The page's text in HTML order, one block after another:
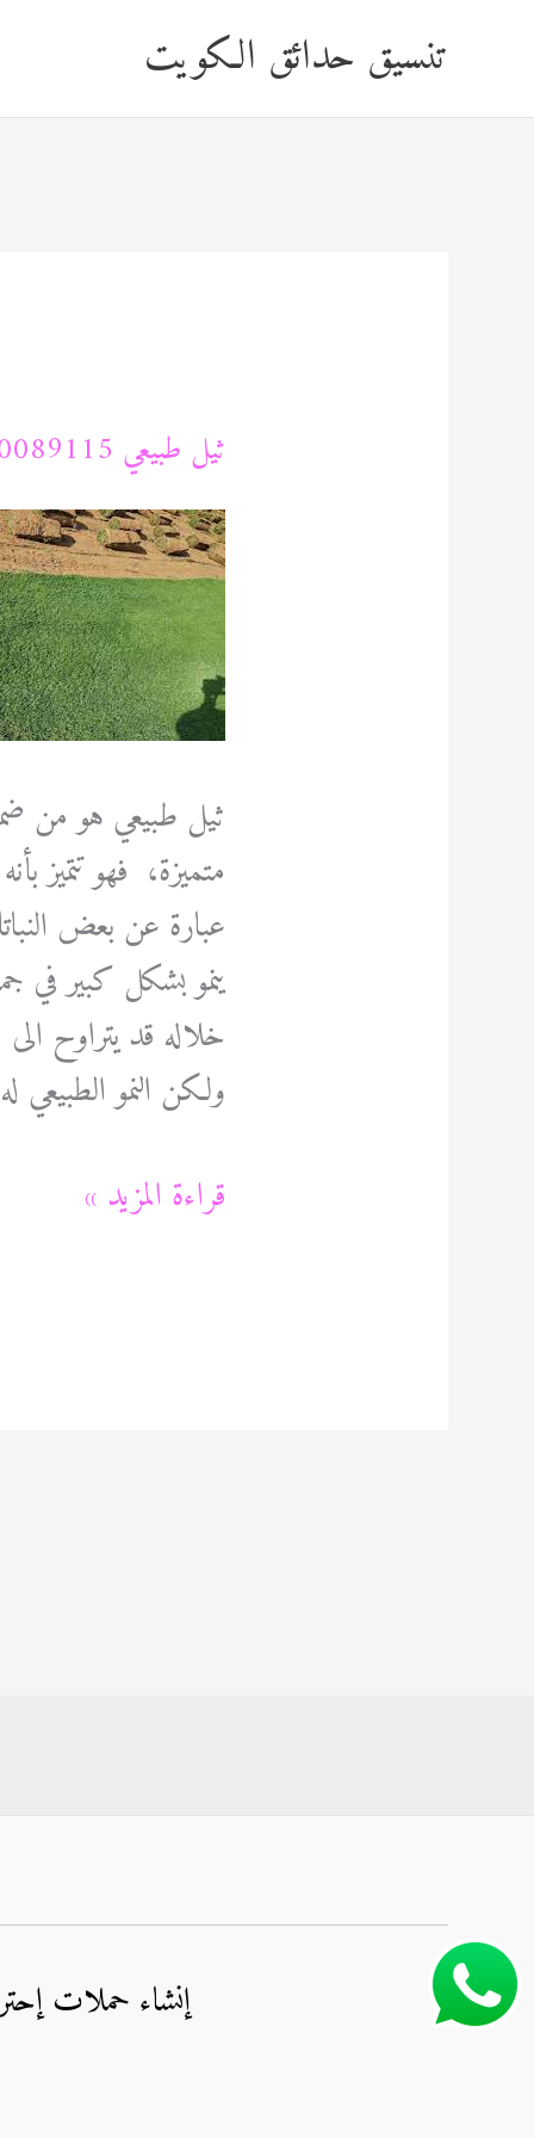
المحتوى
تنسيق حدائق الكويت
ثيل طبيعي 60089115
ثيل طبيعي هو من
متميزة، فهو تتميز
عبارة عن بعض
ينمو بشكل كبير في
خلاله قد يتراوح
ولكن النمو
ثيل
قراءة المزيد »
إنشاء حملات